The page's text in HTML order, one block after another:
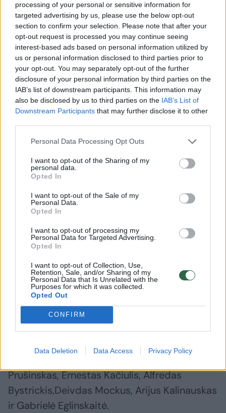
processing of your personal or sensitive information for
targeted advertising by us, please use the below opt-out
section to confirm your selection. Please note that after your
opt-out request is processed you may continue seeing
interest-based ads based on personal information utilized by
us or personal information disclosed to third parties prior to
your opt-out. You may separately opt-out of the further
disclosure of your personal information by third parties on the
IAB’s list of downstream participants. This information may
also be disclosed by us to third parties on the IAB’s List of
Downstream Participants that may further disclose it to other
Personal Data Processing Opt Outs
I want to opt-out of the Sharing of my
personal data.
Opted In
I want to opt-out of the Sale of my
Personal Data.
Opted In
I want to opt-out of processing my
Personal Data for Targeted Advertising.
Opted In
I want to opt-out of Collection, Use,
Retention, Sale, and/or Sharing of my
Personal Data that Is Unrelated with the
Purposes for which it was collected.
Opted Out
CONFIRM
Data Deletion Data Access Privacy Policy
palengvinti įtampą“, - kalbėjo Lietuvos
rinktinės treneris Šarūnas Jukna.
Kitąmet Lietuvos vyrų golbolo rinktinė turės
du šansus patekti į Tokijo paralimpines
žaidynes - birželio mėnesį JAV vyksiančiame
Tarptautinės aklųjų sporto federacijos (IBSA)
atrankos turnyre ir spalio mėnesį
vyksiančiame Europos čempionate - iš abejų
varžybų į paralimpines žaidynes pateks
pirmąsias vietas užimsiančios komandos.
Spalio 26-28 dienomis Trakuose varžysis
Marius Zibolis, Mantas Brazauskis,Mantas
Panovas, Artūras Jonikaitis, Justas
Pažarauskas ir Nerijus Montvydas.
Jau antrą kartą tarptautiniame turnyre
Trakuose dalyvaus ir Lietuvos jaunimo
rinktinė, kurią sudarys Lietuvos aklųjų ir
silpnaregių ugdymo centro moksleiviai,
Prušinskas, Ernestas Kačiulis, Alfredas
Bystrickis,Deivdas Mockus, Arijus Kalinauskas
ir Gabrielė Eglinskaitė.